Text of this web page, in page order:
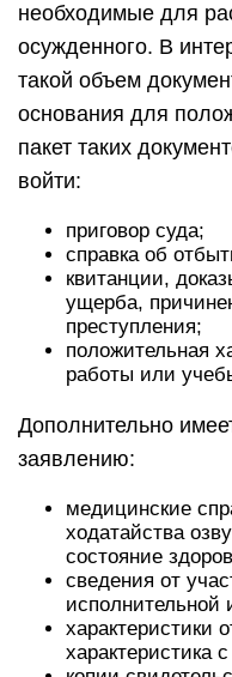
необходимые для
осужденного. В
такой объем
основания для
пакет таких
войти:
приговор суда;
справка об
квитанции,
ущерба,
преступления;
положительная
работы или
Дополнительно
заявлению:
медицинские
ходатайства
состояние
сведения от
исполнительной
характеристики
характеристика